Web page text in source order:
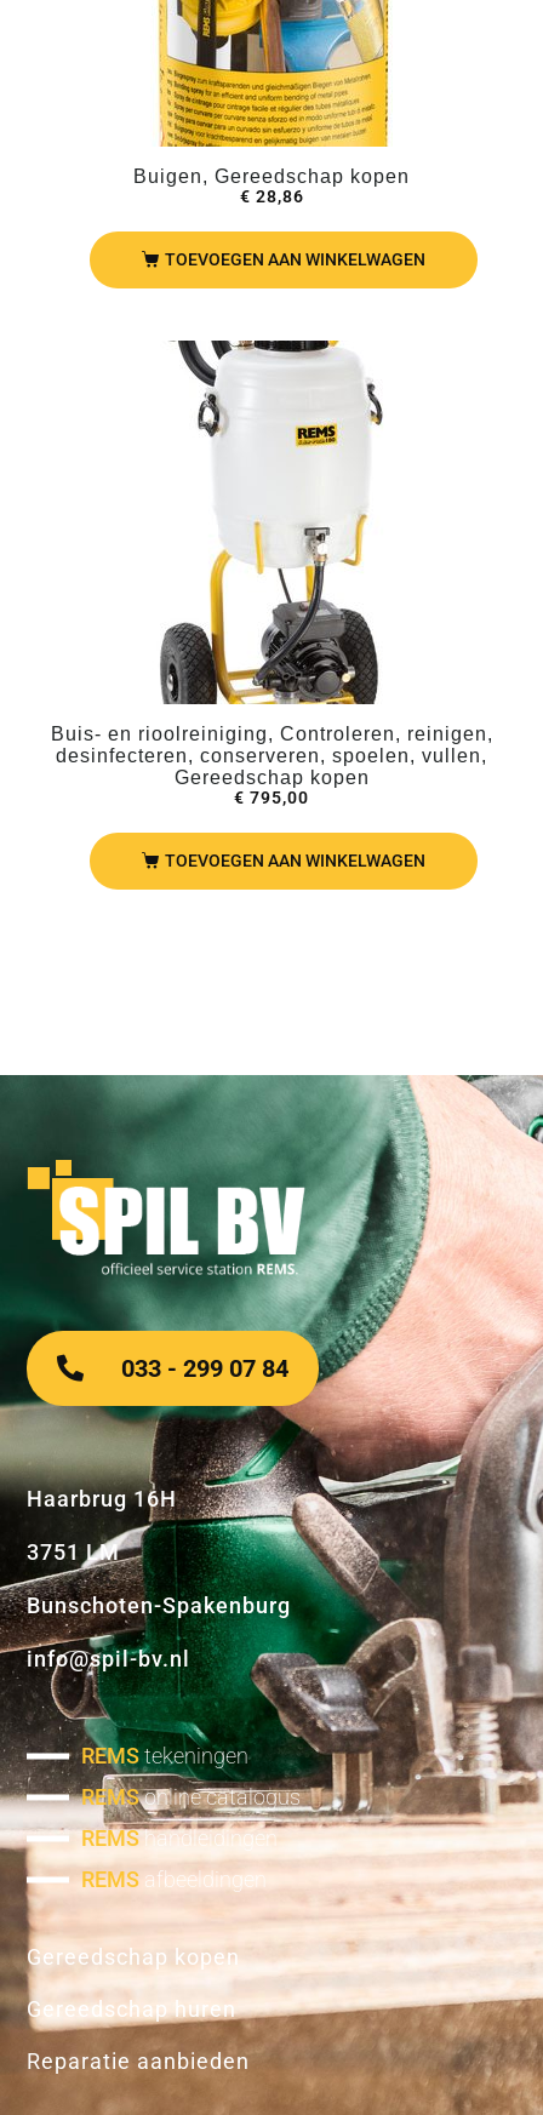
Buigen, Gereedschap kopen
€ 28,86
TOEVOEGEN AAN WINKELWAGEN
Buis- en rioolreiniging, Controleren, reinigen,
desinfecteren, conserveren, spoelen, vullen,
Gereedschap kopen
€ 795,00
TOEVOEGEN AAN WINKELWAGEN
Haarbrug 16H
3751 LM
Bunschoten-Spakenburg
info@spil-bv.nl
REMStekeningen
REMSonline catalogus
REMShandleidingen
REMS afbeeldingen
Gereedschap kopen
Gereedschap huren
Reparatie aanbieden
033 - 299 07 84